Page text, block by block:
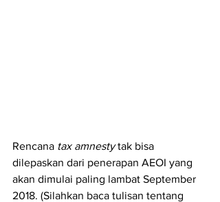
Rencana tax amnesty tak bisa
dilepaskan dari penerapan AEOI yang
akan dimulai paling lambat September
2018. (Silahkan baca tulisan tentang